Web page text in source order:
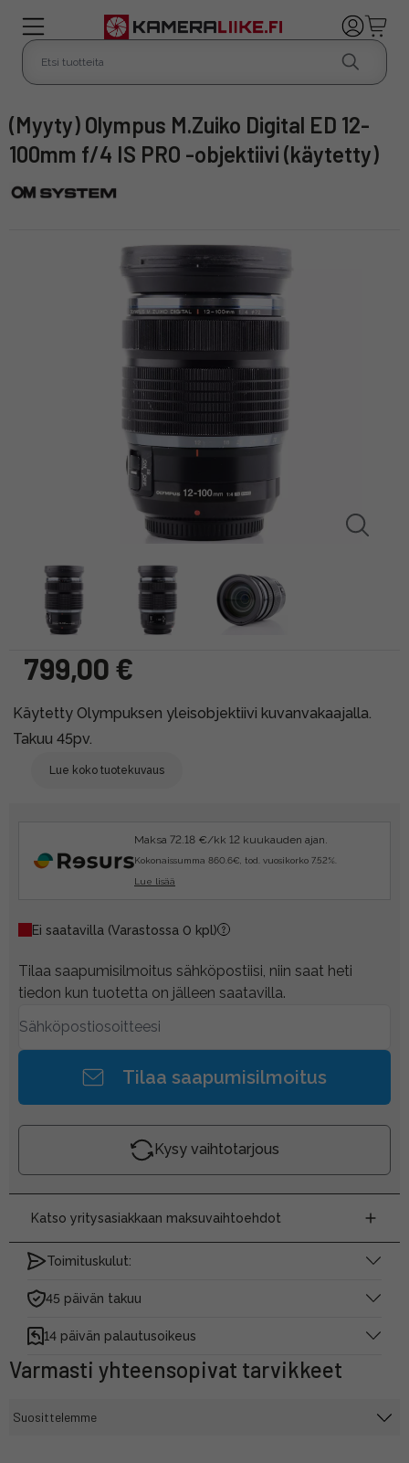
(Myyty) Olympus M.Zuiko Digital ED 12-
100mm f/4 IS PRO -objektiivi (käytetty)
799,00 €
Käytetty Olympuksen yleisobjektiivi kuvanvakaajalla.
Takuu 45pv.
Lue koko tuotekuvaus
Maksa 72.18 €/kk 12 kuukauden ajan.
Kokonaissumma 860.6€, tod. vuosikorko 7.52%.
Lue lisää
Ei saatavilla (Varastossa 0 kpl)
Tilaa saapumisilmoitus sähköpostiisi, niin saat heti
tiedon kun tuotetta on jälleen saatavilla.
Tilaa saapumisilmoitus
Kysy vaihtotarjous
Katso yritysasiakkaan maksuvaihtoehdot
Toimituskulut:
45 päivän takuu
14 päivän palautusoikeus
Varmasti yhteensopivat tarvikkeet